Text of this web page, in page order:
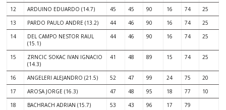
12 ARDUINO EDUARDO (14.7) 45 45 90 16 74
25
13
PARDO PAULO ANDRE (13.2) 44 46 90 16 74
25
14
DEL CAMPO NESTOR RAUL
(15.1)
44 46 90 16 74 25
15
ZRNCIC SOKAC IVAN IGNACIO
(14.3)
41 48 89 15 74 25
16 ANGELERI ALEJANDRO (21.5) 52 47 99 24 75
20
17
AROSA JORGE (16.3) 47 48 95 18 77
10
18
BACHRACH ADRIAN (15.7) 53 43 96 17
79